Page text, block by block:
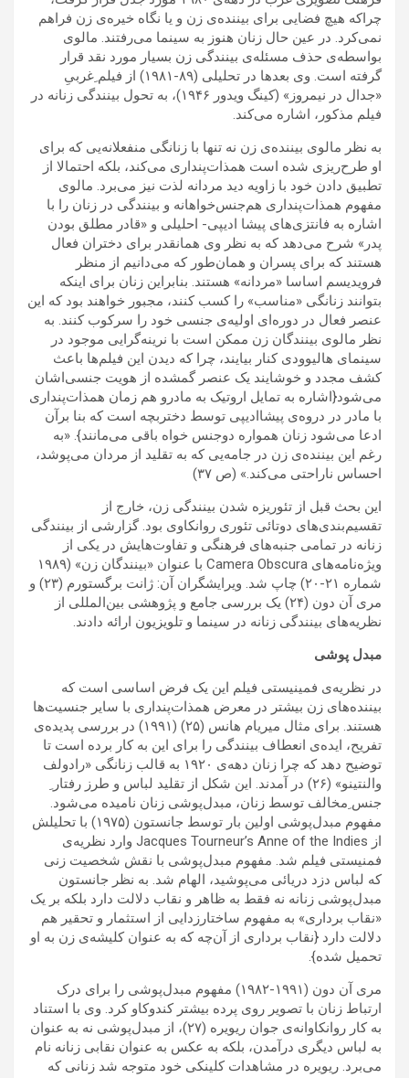
چراکه هیچ فضایی برای بیننده‌ی زن و یا نگاه خیره‌ی زن فراهم
نمی‌کرد. در عین حال زنان هنوز به سینما می‌رفتند. مالوی
بواسطه‌ی حذف مسئله‌ی بینندگی زن بسیار مورد نقد قرار
گرفته است. وی بعدها در تحلیلی (۸۹-۱۹۸۱) از فیلم ِغربیِ
«جدال در نیمروز» (کینگ ویدور ۱۹۴۶)، به تحول بینندگی زنانه در
فیلم مذکور، اشاره می‌کند.
به نظر مالوی بیننده‌ی زن نه تنها با زنانگی منفعلانه‌یی که برای
او طرح‌ریزی شده است همذات‌پنداری می‌کند، بلکه احتمالا از
تطبیق دادن خود با زاویه دید مردانه لذت نیز می‌برد. مالوی
مفهوم همذات‌پنداری هم‌جنس‌خواهانه و بینندگی در زنان را با
اشاره به فانتزی‌های پیشا ادیپی- احلیلی و «قادر مطلق بودن
پدر» شرح می‌دهد که به نظر وی همانقدر برای دختران فعال
هستند که برای پسران و همان‌طور که می‌‌دانیم از منظر
فرویدیسم اساسا «مردانه» هستند. بنابراین زنان برای اینکه
بتوانند زنانگی «مناسب» را کسب کنند، مجبور خواهند بود که این
عنصر فعال در دوره‌ای اولیه‌ی جنسی خود را سرکوب کنند. به
نظر مالوی بینندگان زن ممکن است با نرینه‌گرایی موجود در
سینمای هالیوودی کنار بیایند، چرا که دیدن این فیلم‌ها باعث
کشف مجدد و خوشایند یک عنصر گمشده از هویت جنسی‌اشان
می‌شود{اشاره به تمایل اروتیک به مادرو هم زمان همذات‌پنداری
با مادر در دروه‌ی پیشاادیپی توسط دختربچه است که بنا برآن
ادعا می‌شود زنان همواره دوجنس خواه باقی می‌مانند}. «به
رغم این بیننده‌ی زن در جامه‌یی که به تقلید از مردان می‌پوشد،
احساس ناراحتی می‌کند.» (ص ۳۷)
این بحث قبل از تئوریزه شدن بینندگی زن، خارج از
تقسیم‌بندی‌های دوتائی تئوری روانکاوی بود. گزارشی از بینندگی
زنانه در تمامی جنبه‌های فرهنگی و تفاوت‌هایش در یکی از
ویژه‌نامه‌های Camera Obscura با عنوان «بینندگان زن» (۱۹۸۹
شماره ۲۱-۲۰) چاپ شد. ویرایشگران آن: ژانت برگستورم (۲۳) و
مری آن دون (۲۴) یک بررسی جامع و پژوهشی بین‌المللی از
نظریه‌های بینندگی زنانه در سینما و تلویزیون ارائه دادند.
مبدل‌ پوشی
در نظریه‌ی فمینیستی فیلم این یک فرض اساسی است که
بیننده‌های زن بیشتر در معرض همذات‌پنداری با سایر جنسیت‌ها
هستند. برای مثال میریام هانس (۲۵) (۱۹۹۱) در بررسی پدیده‌ی
تفریح، ایده‌ی انعطاف بینندگی را برای این به کار برده است تا
توضیح دهد که چرا زنان دهه‌ی ۱۹۲۰ به قالب زنانگی «رادولف
والنتینو» (۲۶) در آمدند. این شکل از تقلید لباس و طرز رفتار ِ
جنس ِمخالف توسط زنان، مبدل‌پوشی زنان نامیده می‌شود.
مفهوم مبدل‌پوشی اولین بار توسط جانستون (۱۹۷۵) با تحلیلش
از Jacques Tourneur’s Anne of the Indies وارد نظریه‌ی
فمنیستی فیلم شد. مفهوم مبدل‌پوشی با نقش شخصیت زنی
که لباس دزد دریائی می‌پوشید، الهام شد. به نظر جانستون
مبدل‌پوشی زنانه نه فقط به ظاهر و نقاب دلالت دارد بلکه بر یک
«نقاب برداری» به مفهوم ساختارزدایی از استثمار و تحقیر هم
دلالت دارد {نقاب برداری از آن‌چه که به عنوان کلیشه‌ی زن به او
تحمیل شده}.
مری آن دون (۱۹۹۱-۱۹۸۲) مفهوم مبدل‌پوشی را برای درک
ارتباط زنان با تصویر روی پرده بیشتر کندوکاو کرد. وی با استناد
به کار روانکاوانه‌ی جوان ریویره (۲۷)، از مبدل‌پوشی نه به عنوان
به لباس دیگری درآمدن، بلکه به عکس به عنوان نقابی زنانه نام
می‌برد. ریویره در مشاهدات کلینکی خود متوجه شد زنانی که